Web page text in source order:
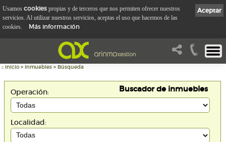
:: Inicio > Inmuebles > Búsqueda
Buscador de inmuebles
Operación:
Localidad:
Aceptar
Usamos cookies propias y de terceros que nos permiten ofrecer nuestros
servicios. Al utilizar nuestros servicios, aceptas el uso que hacemos de las
cookies.
Más información